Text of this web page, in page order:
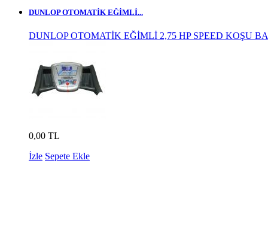
DUNLOP OTOMATİK EĞİMLİ...
DUNLOP OTOMATİK EĞİMLİ 2,75 HP SPEED KOŞU
0,00 TL
İzle Sepete Ekle